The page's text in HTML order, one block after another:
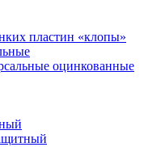
пластин «клопы»
оцинкованные